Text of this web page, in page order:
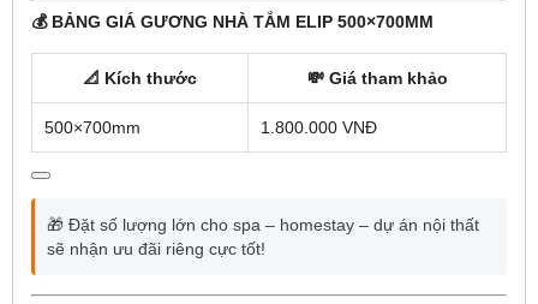
💰 BẢNG GIÁ GƯƠNG NHÀ TẮM ELIP 500×700MM
📐 Kích thước 💸 Giá tham khảo
500×700mm 1.800.000 VNĐ
🎁 Đặt số lượng lớn cho spa – homestay – dự án nội thất
sẽ nhận ưu đãi riêng cực tốt!